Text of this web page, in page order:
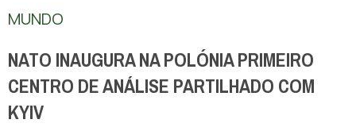
MUNDO
NATO INAUGURA NA POLÓNIA PRIMEIRO
CENTRO DE ANÁLISE PARTILHADO COM
KYIV